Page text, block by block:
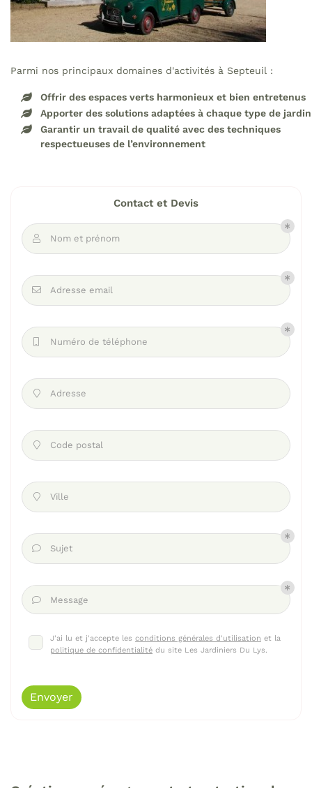
Parmi nos principaux domaines d'activités à Septeuil :
Offrir des espaces verts harmonieux et bien entretenus
Apporter des solutions adaptées à chaque type de jardin
Garantir un travail de qualité avec des techniques
respectueuses de l’environnement
Contact et Devis
 Nom et prénom
 Adresse email
Numéro de téléphone
 Adresse
 Code postal
 Ville
 Sujet
 Message
J'ai lu et j'accepte les conditions générales d'utilisation et la
politique de confidentialité du site Les Jardiniers Du Lys.
Envoyer